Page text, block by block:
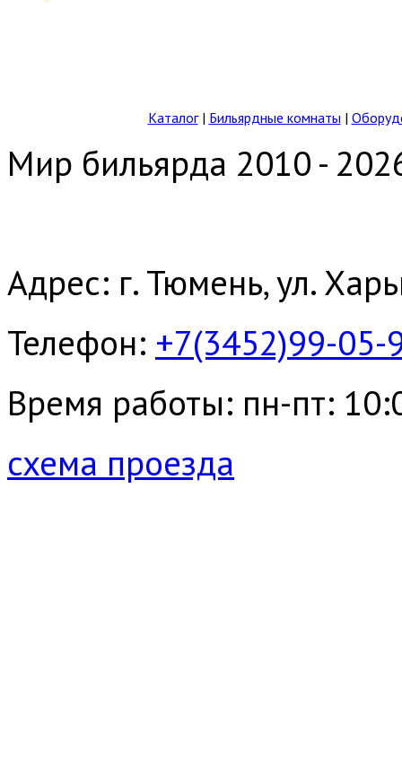
Каталог| Бильярдные комнаты |
Мир бильярда 2010 -
Адрес: г. Тюмень, ул.
Телефон: +7(3452)99-05-
Время работы: пн-пт:
схема проезда